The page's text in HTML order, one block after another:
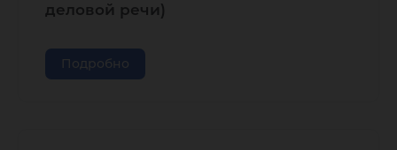
деловой речи)
Подробно